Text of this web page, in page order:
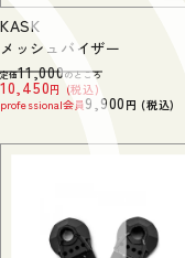
KASK
メッシュバイザー
定価11,000のところ
10,450
税込
professional会員9,900 税込